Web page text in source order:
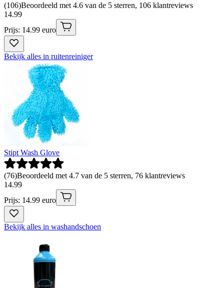
(106)Beoordeeld met 4.6 van de 5 sterren, 106 klantreviews
14.99
Prijs: 14.99 euro
Bekijk alles in ruitenreiniger
Stipt Wash Glove
(76)Beoordeeld met 4.7 van de 5 sterren, 76 klantreviews
14.99
Prijs: 14.99 euro
Bekijk alles in washandschoen